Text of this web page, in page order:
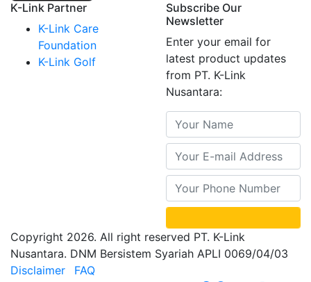
K-Link Partner
K-Link Care
Foundation
K-Link Golf
Subscribe Our
Newsletter
Enter your email for
latest product updates
from PT. K-Link
Nusantara:
Copyright 2026. All right reserved PT. K-Link
Nusantara. DNM Bersistem Syariah APLI 0069/04/03
Disclaimer
FAQ